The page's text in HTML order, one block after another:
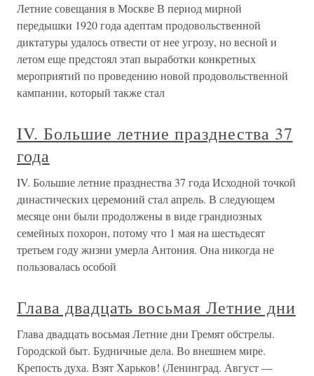
Летние совещания в Москве В период мирной
передышки 1920 года адептам продовольственной
диктатуры удалось отвести от нее угрозу, но весной и
летом еще предстоял этап выработки конкретных
мероприятий по проведению новой продовольственной
кампании, который также стал
IV. Большие летние празднества 37
года
IV. Большие летние празднества 37 года Исходной точкой
династических церемоний стал апрель. В следующем
месяце они были продолжены в виде грандиозных
семейных похорон, потому что 1 мая на шестьдесят
третьем году жизни умерла Антония. Она никогда не
пользовалась особой
Глава двадцать восьмая Летние дни
Глава двадцать восьмая Летние дни Гремят обстрелы.
Городской быт. Будничные дела. Во внешнем мире.
Крепость духа. Взят Харьков! (Ленинград. Август —